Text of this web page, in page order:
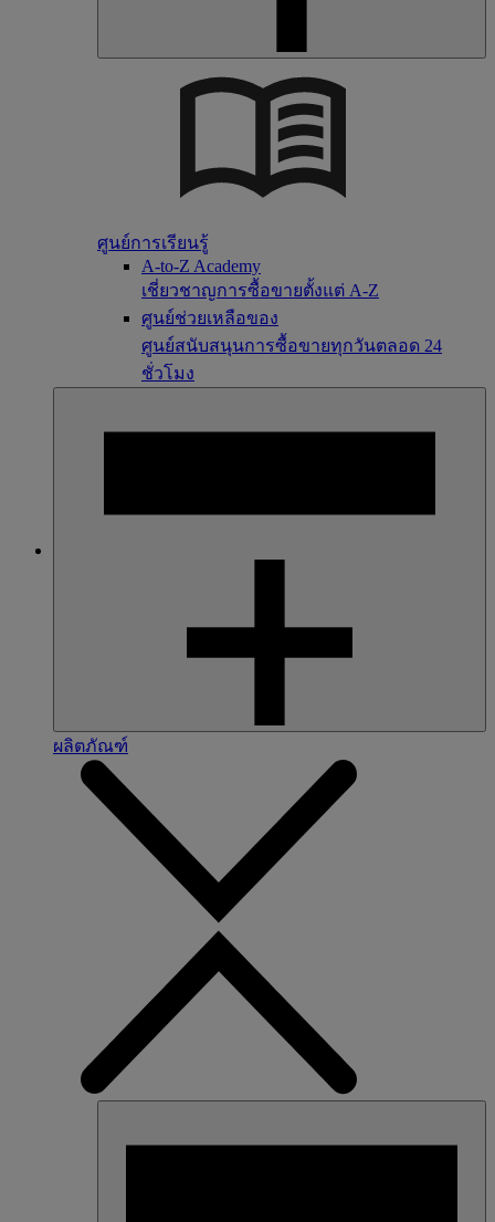
ศูนย์การเรียนรู้
A-to-Z Academy
เชี่ยวชาญการซื้อขายตั้งแต่ A-Z
ศูนย์ช่วยเหลือของ
ศูนย์สนับสนุนการซื้อขายทุกวันตลอด 24
ชั่วโมง
ผลิตภัณฑ์